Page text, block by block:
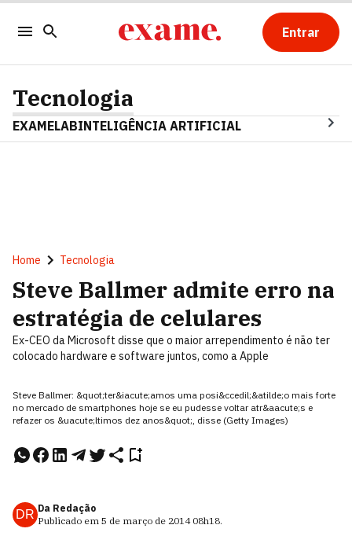
Entrar
Tecnologia
EXAMELABINTELIGÊNCIA ARTIFICIAL
Home Tecnologia
Steve Ballmer admite erro na
estratégia de celulares
Ex-CEO da Microsoft disse que o maior arrependimento é não ter
colocado hardware e software juntos, como a Apple
Steve Ballmer: &quot;ter&iacute;amos uma posi&ccedil;&atilde;o mais forte
no mercado de smartphones hoje se eu pudesse voltar atr&aacute;s e
refazer os &uacute;ltimos dez anos&quot;, disse (Getty Images)
DR Da Redação
Publicado em 5 de março de 2014 08h18.